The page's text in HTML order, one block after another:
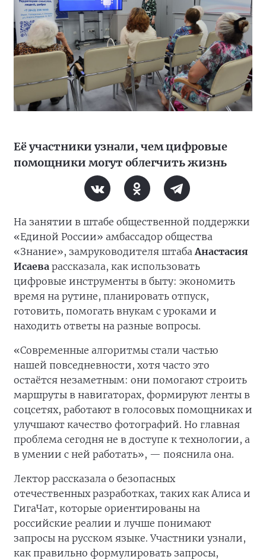
Её участники узнали, чем цифровые
помощники могут облегчить жизнь
На занятии в штабе общественной поддержки
«Единой России» амбассадор общества
«Знание», замруководителя штабаАнастасия
Исаева рассказала, как использовать
цифровые инструменты в быту: экономить
время на рутине, планировать отпуск,
готовить, помогать внукам с уроками и
находить ответы на разные вопросы.
«Современные алгоритмы стали частью
нашей повседневности, хотя часто это
остаётся незаметным: они помогают строить
маршруты в навигаторах, формируют ленты в
соцсетях, работают в голосовых помощниках и
улучшают качество фотографий. Но главная
проблема сегодня не в доступе к технологии, а
в умении с ней работать», — пояснила она.
Лектор рассказала о безопасных
отечественных разработках, таких как Алиса и
ГигаЧат, которые ориентированы на
российские реалии и лучше понимают
запросы на русском языке. Участники узнали,
как правильно формулировать запросы,